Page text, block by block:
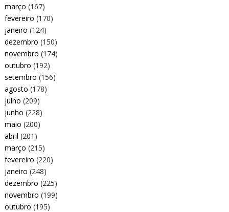
março (167)
fevereiro (170)
janeiro (124)
dezembro (150)
novembro (174)
outubro (192)
setembro (156)
agosto (178)
julho (209)
junho (228)
maio (200)
abril (201)
março (215)
fevereiro (220)
janeiro (248)
dezembro (225)
novembro (199)
outubro (195)